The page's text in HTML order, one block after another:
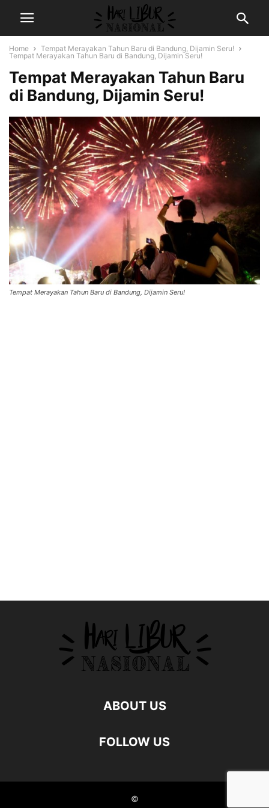
Home
Tempat Merayakan Tahun Baru di Bandung, Dijamin Seru!
Tempat Merayakan Tahun Baru di Bandung, Dijamin Seru!
Tempat Merayakan Tahun Baru
di Bandung, Dijamin Seru!
Tempat Merayakan Tahun Baru di Bandung, Dijamin Seru!
ABOUT US
FOLLOW US
©